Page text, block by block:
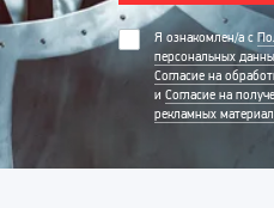
Я ознакомлен/а с
персональных
Согласие на
и Согласие на
рекламных